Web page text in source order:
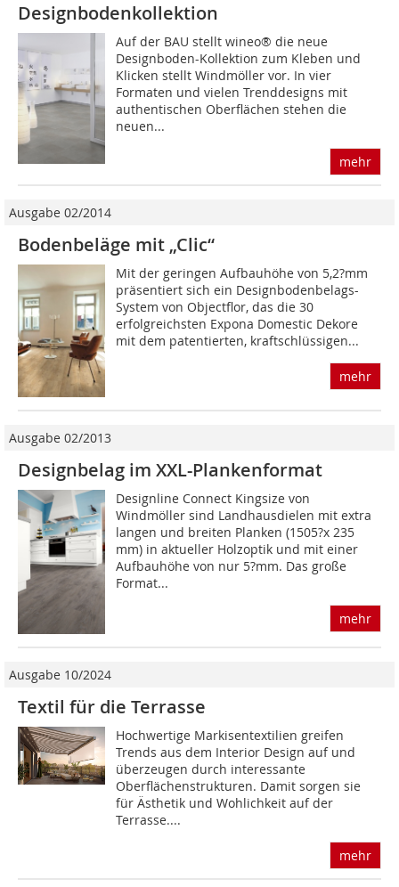
Designbodenkollektion
Auf der BAU stellt wineo® die neue
Designboden-Kollektion zum Kleben und
Klicken stellt Windmöller vor. In vier
Formaten und vielen Trend­designs mit
authentischen Oberflächen stehen die
neuen...
mehr
Ausgabe 02/2014
Bodenbeläge mit „Clic“
Mit der geringen Aufbauhöhe von 5,2?mm
präsentiert sich ein Design­bodenbelags-
System von Objectflor, das die 30
erfolgreichsten Expona Domestic Dekore
mit dem patentierten, kraftschlüssigen...
mehr
Ausgabe 02/2013
Designbelag im XXL-Plankenformat
Designline Connect Kingsize von
Windmöller sind Landhausdielen mit extra
langen und breiten Planken (1505?x 235
mm) in aktueller Holzoptik und mit einer
Aufbauhöhe von nur 5?mm. Das große
Format...
mehr
Ausgabe 10/2024
Textil für die Terrasse
Hochwertige Markisentextilien greifen
Trends aus dem Interior Design auf und
überzeugen durch interessante
Oberflächenstrukturen. Damit sorgen sie
für Ästhetik und Wohlichkeit auf der
Terrasse....
mehr